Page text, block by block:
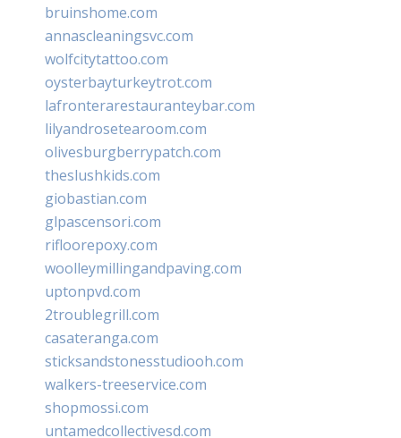
bruinshome.com
annascleaningsvc.com
wolfcitytattoo.com
oysterbayturkeytrot.com
lafronterarestauranteybar.com
lilyandrosetearoom.com
olivesburgberrypatch.com
theslushkids.com
giobastian.com
glpascensori.com
rifloorepoxy.com
woolleymillingandpaving.com
uptonpvd.com
2troublegrill.com
casateranga.com
sticksandstonesstudiooh.com
walkers-treeservice.com
shopmossi.com
untamedcollectivesd.com